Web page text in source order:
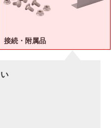
接続・附属品